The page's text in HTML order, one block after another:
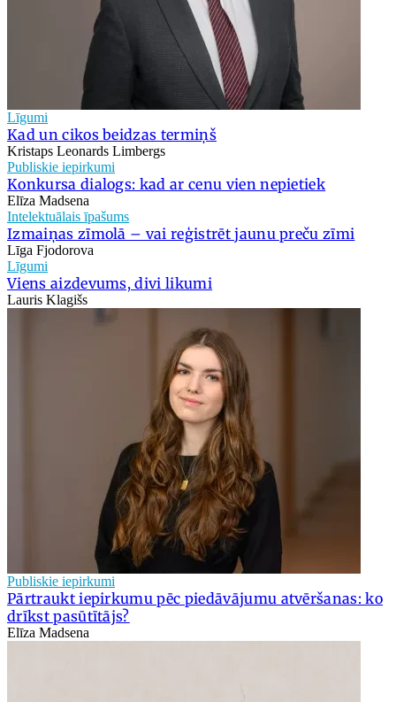
Līgumi
Kad un cikos beidzas termiņš
Kristaps Leonards Limbergs
Publiskie iepirkumi
Konkursa dialogs: kad ar cenu vien nepietiek
Elīza Madsena
Intelektuālais īpašums
Izmaiņas zīmolā – vai reģistrēt jaunu preču zīmi
Līga Fjodorova
Līgumi
Viens aizdevums, divi likumi
Lauris Klagišs
Publiskie iepirkumi
Pārtraukt iepirkumu pēc piedāvājumu atvēršanas: ko
drīkst pasūtītājs?
Elīza Madsena